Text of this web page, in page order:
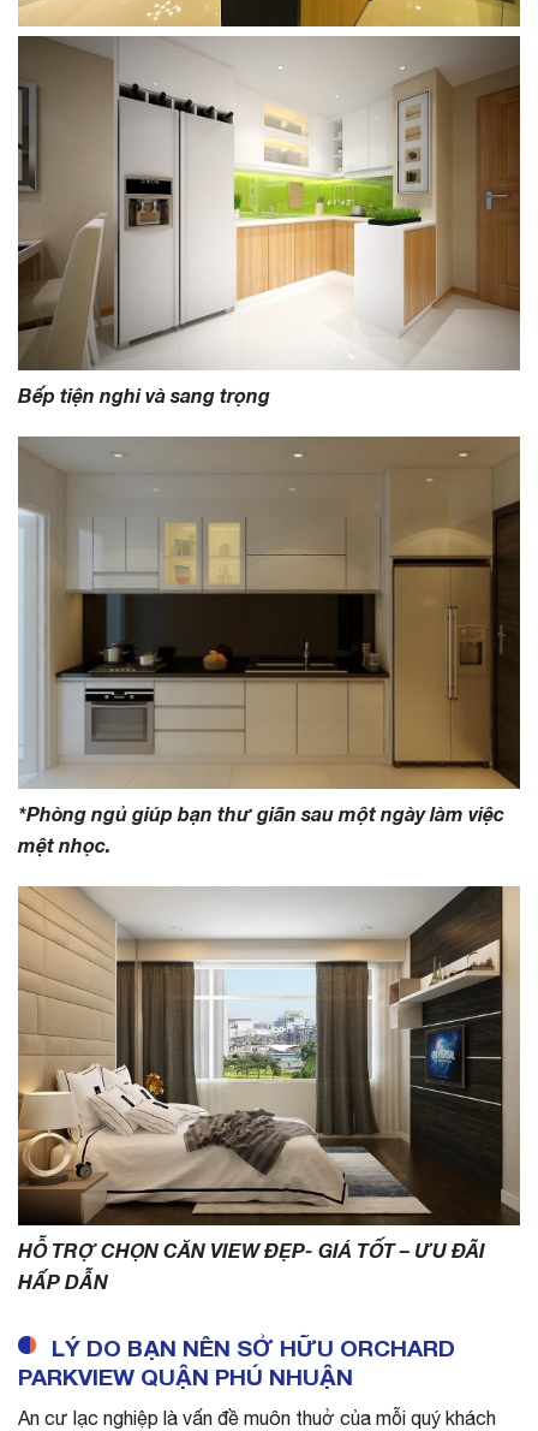
Bếp tiện nghi và sang trọng
*Phòng ngủ giúp bạn thư giãn sau một ngày làm việc
mệt nhọc.
HỖ TRỢ CHỌN CĂN VIEW ĐẸP- GIÁ TỐT – ƯU ĐÃI
HẤP DẪN
LÝ DO BẠN NÊN SỞ HỮU ORCHARD
PARKVIEW QUẬN PHÚ NHUẬN
An cư lạc nghiệp là vấn đề muôn thuở của mỗi quý khách